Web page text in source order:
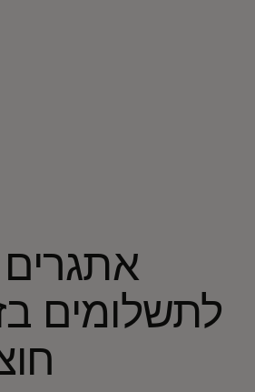
אתגרים
לתשלומים